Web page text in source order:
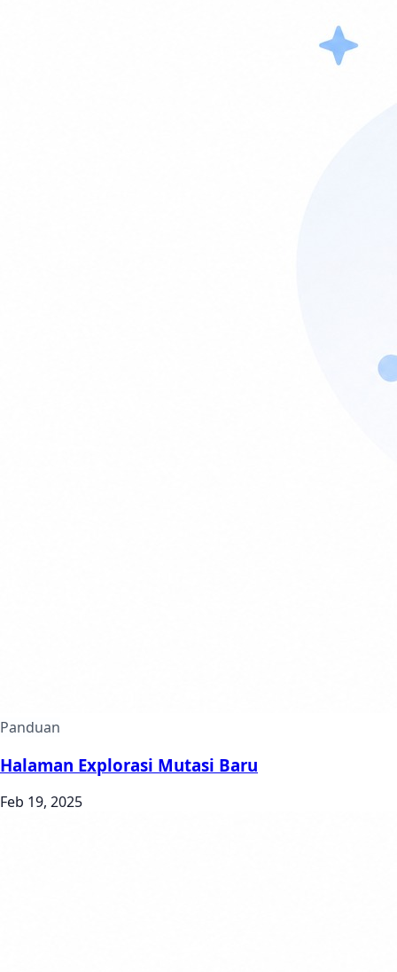
Panduan
Halaman Explorasi Mutasi Baru
Feb 19, 2025